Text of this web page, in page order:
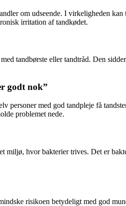
om udseende. I virkeligheden
irritation af tandkødet.
tandbørste eller tandtråd. Den
godt nok”
personer med god tandpleje få
problemet nede.
miljø, hvor bakterier trives. Det er
risikoen betydeligt med god